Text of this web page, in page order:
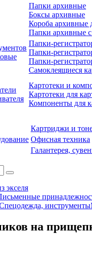
Папки архивные
Боксы архивные
Короба архивные
Папки архивные с
Папки-
Папки-
Папки-
Самоклеящиеся
Картотеки и
Картотеки для
Компоненты для
Картриджи и
Офисная техника
Галантерея,
экселя
инструменты
на